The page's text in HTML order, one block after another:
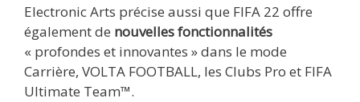
Electronic Arts précise aussi que FIFA 22 offre
également de nouvelles fonctionnalités
« profondes et innovantes » dans le mode
Carrière, VOLTA FOOTBALL, les Clubs Pro et FIFA
Ultimate Team™.